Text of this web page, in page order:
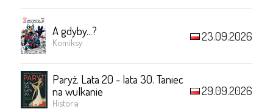
A gdyby...?
Komiksy 23.09.2026
Paryż. Lata 20 - lata 30. Taniec
na wulkanie
Historia
29.09.2026